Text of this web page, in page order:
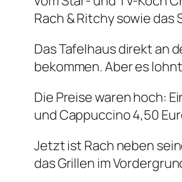
Rach & Ritchy sowie
Das Tafelhaus direkt an
bekommen. Aber es
Die Preise waren hoch:
und Cappuccino 4,50
Jetzt ist Rach neben
das Grillen im